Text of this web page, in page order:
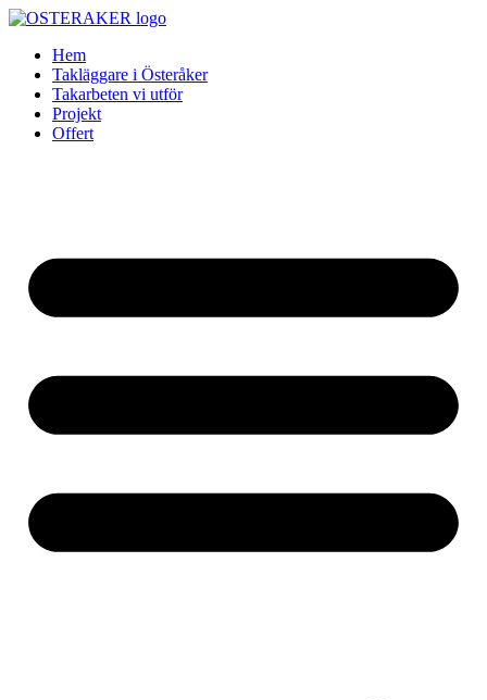
Skip
contentHem
Takläggare i Österåker
Takarbeten vi utför
Projekt
Offert